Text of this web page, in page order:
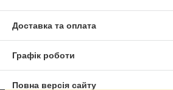
Доставка та оплата
Графік роботи
Повна версія сайту